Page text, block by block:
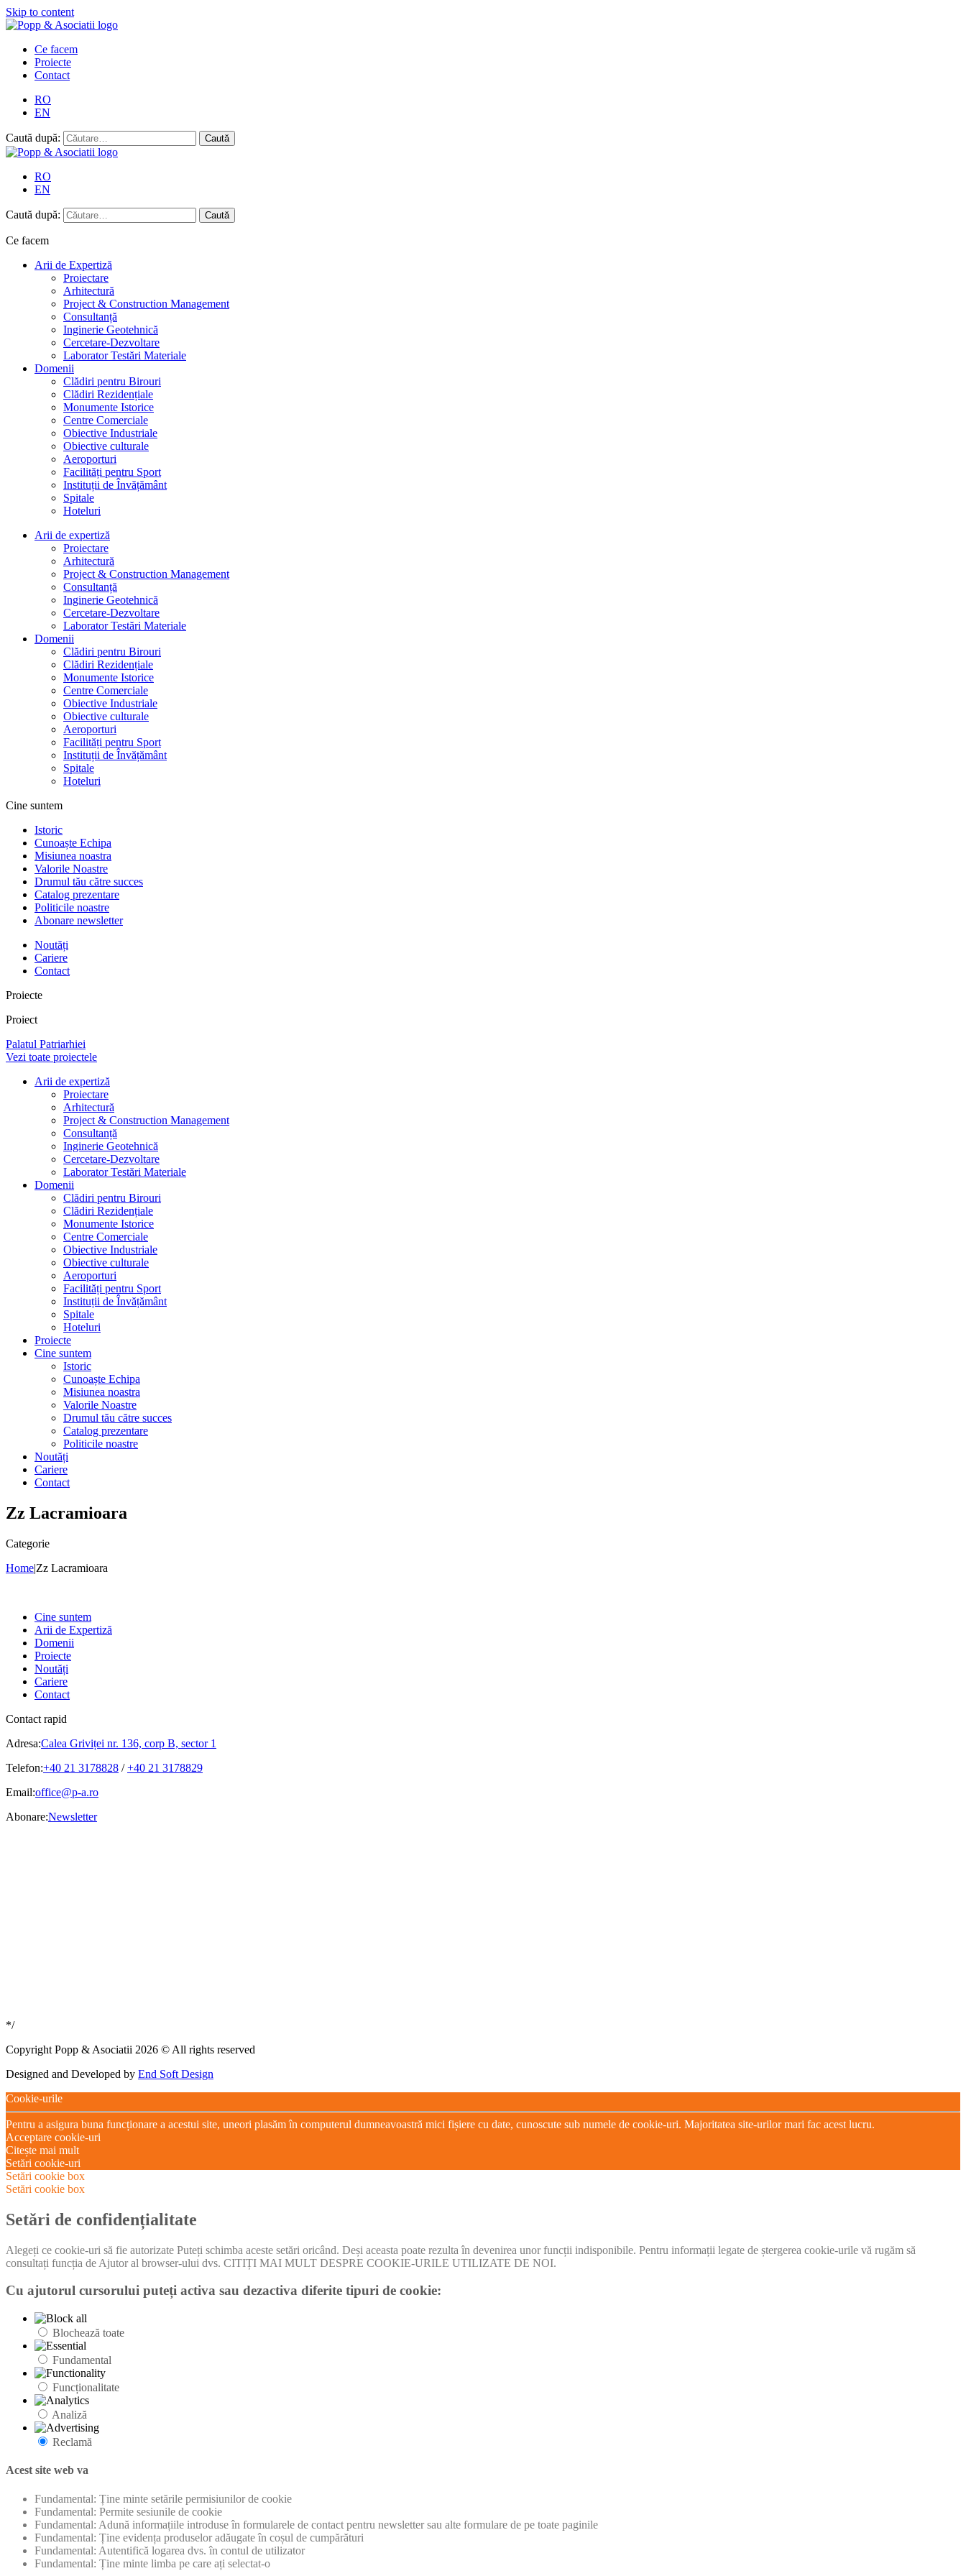
Skip to content
Ce facem
Proiecte
Contact
RO
EN
Caută după:
RO
EN
Caută după:
Ce facem
Arii de Expertiză
Proiectare
Arhitectură
Project & Construction Management
Consultanță
Inginerie Geotehnică
Cercetare-Dezvoltare
Laborator Testări Materiale
Domenii
Clădiri pentru Birouri
Clădiri Rezidențiale
Monumente Istorice
Centre Comerciale
Obiective Industriale
Obiective culturale
Aeroporturi
Facilități pentru Sport
Instituții de Învățământ
Spitale
Hoteluri
Arii de expertiză
Proiectare
Arhitectură
Project & Construction Management
Consultanță
Inginerie Geotehnică
Cercetare-Dezvoltare
Laborator Testări Materiale
Domenii
Clădiri pentru Birouri
Clădiri Rezidențiale
Monumente Istorice
Centre Comerciale
Obiective Industriale
Obiective culturale
Aeroporturi
Facilități pentru Sport
Instituții de Învățământ
Spitale
Hoteluri
Cine suntem
Istoric
Cunoaște Echipa
Misiunea noastra
Valorile Noastre
Drumul tău către succes
Catalog prezentare
Politicile noastre
Abonare newsletter
Noutăți
Cariere
Contact
Proiecte
Proiect
Palatul Patriarhiei
Vezi toate proiectele
Arii de expertiză
Proiectare
Arhitectură
Project & Construction Management
Consultanță
Inginerie Geotehnică
Cercetare-Dezvoltare
Laborator Testări Materiale
Domenii
Clădiri pentru Birouri
Clădiri Rezidențiale
Monumente Istorice
Centre Comerciale
Obiective Industriale
Obiective culturale
Aeroporturi
Facilități pentru Sport
Instituții de Învățământ
Spitale
Hoteluri
Proiecte
Cine suntem
Istoric
Cunoaște Echipa
Misiunea noastra
Valorile Noastre
Drumul tău către succes
Catalog prezentare
Politicile noastre
Noutăți
Cariere
Contact
Zz Lacramioara
Categorie
Home|Zz Lacramioara
Cine suntem
Arii de Expertiză
Domenii
Proiecte
Noutăți
Cariere
Contact
Contact rapid
Adresa:Calea Griviței nr. 136, corp B, sector 1
Telefon:+40 21 3178828 /+40 21 3178829
Email:office@p-a.ro
Abonare:Newsletter
*/
Copyright Popp & Asociatii 2026 © All rights reserved
Designed and Developed by End Soft Design
Cookie-urile
Pentru a asigura buna funcționare a acestui site, uneori plasăm în computerul dumneavoastră mici fișiere cu date, cunoscute sub numele de cookie-uri. Majoritatea site-urilor mari fac acest lucru.
Acceptare cookie-uri
Citește mai mult
Setări cookie-uri
Setări cookie box
Setări cookie box
Setări de confidențialitate
Alegeți ce cookie-uri să fie autorizate Puteți schimba aceste setări oricând. Deși aceasta poate rezulta în devenirea unor funcții indisponibile. Pentru informații legate de ștergerea cookie-urile vă rugăm să
consultați funcția de Ajutor al browser-ului dvs. CITIȚI MAI MULT DESPRE COOKIE-URILE UTILIZATE DE NOI.
Cu ajutorul cursorului puteți activa sau dezactiva diferite tipuri de cookie:
Blochează toate
Fundamental
Funcționalitate
Analiză
Reclamă
Acest site web va
Fundamental: Ține minte setările permisiunilor de cookie
Fundamental: Permite sesiunile de cookie
Fundamental: Adună informațiile introduse în formularele de contact pentru newsletter sau alte formulare de pe toate paginile
Fundamental: Ține evidența produselor adăugate în coșul de cumpărături
Fundamental: Autentifică logarea dvs. în contul de utilizator
Fundamental: Ține minte limba pe care ați selectat-o